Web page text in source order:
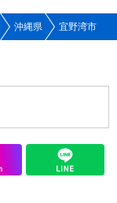
沖縄県 宜野湾市